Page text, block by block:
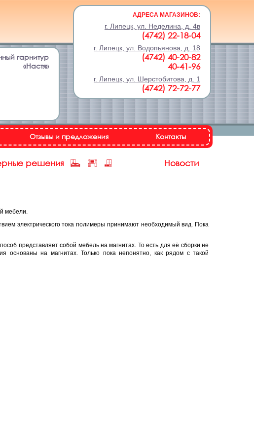
гарнитур
«Настя»
АДРЕСА МАГАЗИНОВ:
г. Липецк, ул. Неделина, д. 4в
(4742) 22-18-04
г. Липецк, ул. Водопьянова, д. 18
(4742) 40-20-82
40-41-96
г. Липецк, ул. Шерстобитова, д. 1
(4742) 72-72-77
Отзывы и предложения Контакты
решения Новости
мебели.
электрического тока полимеры принимают необходимый вид. Пока
представляет собой мебель на магнитах. То есть для её сборки не
основаны на магнитах. Только пока непонятно, как рядом с такой